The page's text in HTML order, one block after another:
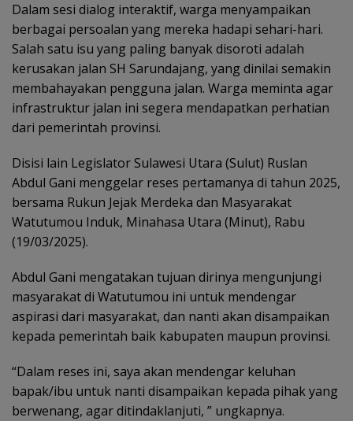
Dalam sesi dialog interaktif, warga menyampaikan
berbagai persoalan yang mereka hadapi sehari-hari.
Salah satu isu yang paling banyak disoroti adalah
kerusakan jalan SH Sarundajang, yang dinilai semakin
membahayakan pengguna jalan. Warga meminta agar
infrastruktur jalan ini segera mendapatkan perhatian
dari pemerintah provinsi.
Disisi lain Legislator Sulawesi Utara (Sulut) Ruslan
Abdul Gani menggelar reses pertamanya di tahun 2025,
bersama Rukun Jejak Merdeka dan Masyarakat
Watutumou Induk, Minahasa Utara (Minut), Rabu
(19/03/2025).
Abdul Gani mengatakan tujuan dirinya mengunjungi
masyarakat di Watutumou ini untuk mendengar
aspirasi dari masyarakat, dan nanti akan disampaikan
kepada pemerintah baik kabupaten maupun provinsi.
“Dalam reses ini, saya akan mendengar keluhan
bapak/ibu untuk nanti disampaikan kepada pihak yang
berwenang, agar ditindaklanjuti, ” ungkapnya.